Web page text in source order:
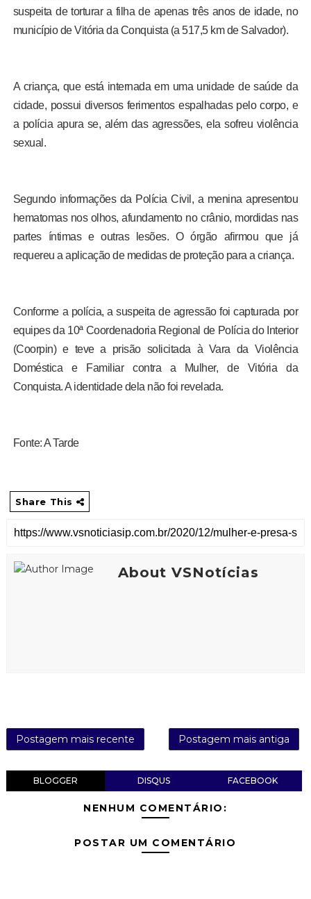
suspeita de torturar a filha de apenas três anos de idade, no
município de Vitória da Conquista (a 517,5 km de Salvador).
A criança, que está internada em uma unidade de saúde da
cidade, possui diversos ferimentos espalhadas pelo corpo, e
a polícia apura se, além das agressões, ela sofreu violência
sexual.
Segundo informações da Polícia Civil, a menina apresentou
hematomas nos olhos, afundamento no crânio, mordidas nas
partes íntimas e outras lesões. O órgão afirmou que já
requereu a aplicação de medidas de proteção para a criança.
Conforme a polícia, a suspeita de agressão foi capturada por
equipes da 10ª Coordenadoria Regional de Polícia do Interior
(Coorpin) e teve a prisão solicitada à Vara da Violência
Doméstica e Familiar contra a Mulher, de Vitória da
Conquista. A identidade dela não foi revelada.
Fonte: A Tarde
Share This
About VSNotícias
Postagem mais recente Postagem mais antiga
BLOGGER DISQUS FACEBOOK
NENHUM COMENTÁRIO:
POSTAR UM COMENTÁRIO